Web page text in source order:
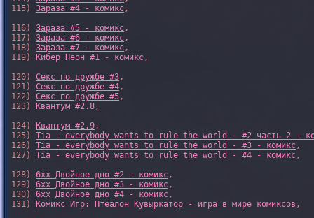
115) Зараза #4 - комикс,
116) Зараза #5 - комикс,
117) Зараза #6 - комикс,
118) Зараза #7 - комикс,
119)
Кибер Неон #1 - комикс,
120) Секс по дружбе #3,
121) Секс по дружбе #4,
122) Секс по дружбе #5,
123)
Квантум #2.8,
124)
Квантум #2.9,
125) Tia - everybody wants to rule the world - #2 часть 2 -
126) Tia - everybody wants to rule the world - #3 - комикс,
127) Tia - everybody wants to rule the world - #4 - комикс,
128) 6xx Двойное дно #2 - комикс,
129) 6xx Двойное дно #3 - комикс,
130) 6xx Двойное дно #4 - комикс,
131)
Комикс Игр: Птеалон Кувыркатор - игра в мире комиксов ,